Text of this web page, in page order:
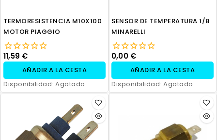
TERMORESISTENCIA M10X100
MOTOR PIAGGIO
11,59 €
AÑADIR A LA CESTA
Disponibilidad: Agotado
SENSOR DE TEMPERATURA 1/8
MINARELLI
0,00 €
AÑADIR A LA CESTA
Disponibilidad: Agotado